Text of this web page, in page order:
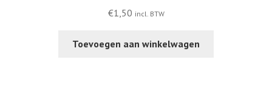
€1,50 incl. BTW
Toevoegen aan winkelwagen